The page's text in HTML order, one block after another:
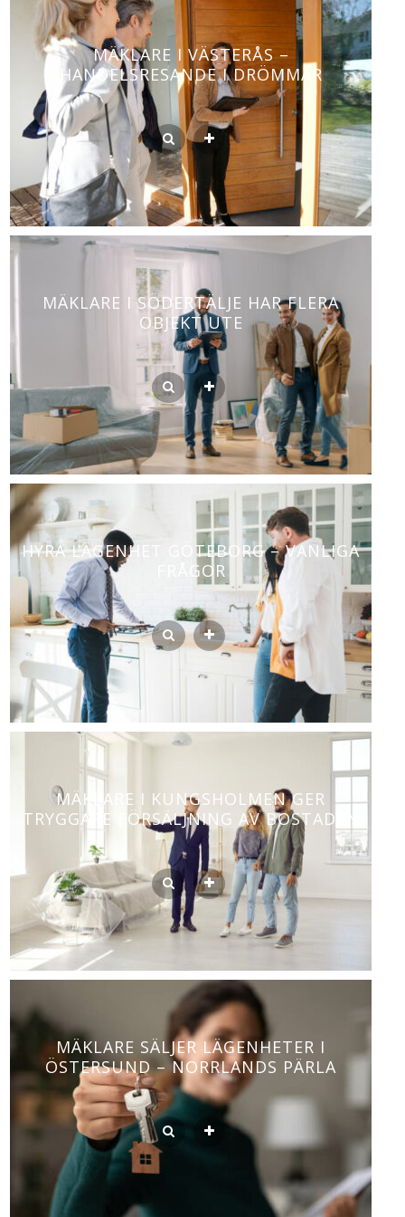
MÄKLARE I VÄSTERÅS –
HANDELSRESANDE I DRÖMMAR
MÄKLARE I SÖDERTÄLJE HAR FLERA
OBJEKT UTE
HYRA LÄGENHET GÖTEBORG – VANLIGA
FRÅGOR
MÄKLARE I KUNGSHOLMEN GER
TRYGGARE FÖRSÄLJNING AV BOSTADEN
MÄKLARE SÄLJER LÄGENHETER I
ÖSTERSUND – NORRLANDS PÄRLA